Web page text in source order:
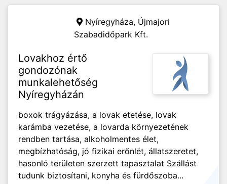
Nyíregyháza, Újmajori
Szabadidőpark Kft.
Lovakhoz értő
gondozónak
munkalehetőség
Nyíregyházán
boxok trágyázása, a lovak etetése, lovak
karámba vezetése, a lovarda környezetének
rendben tartása, alkoholmentes élet,
megbízhatóság, jó fizikai erőnlét, állatszeretet,
hasonló területen szerzett tapasztalat Szállást
tudunk biztosítani, konyha és fürdőszoba...